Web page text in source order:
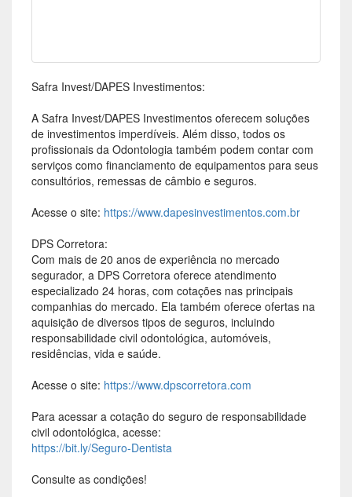
Safra Invest/DAPES Investimentos:
A Safra Invest/DAPES Investimentos oferecem soluções
de investimentos imperdíveis. Além disso, todos os
profissionais da Odontologia também podem contar com
serviços como financiamento de equipamentos para seus
consultórios, remessas de câmbio e seguros.
Acesse o site: https://www.dapesinvestimentos.com.br
DPS Corretora:
Com mais de 20 anos de experiência no mercado
segurador, a DPS Corretora oferece atendimento
especializado 24 horas, com cotações nas principais
companhias do mercado. Ela também oferece ofertas na
aquisição de diversos tipos de seguros, incluindo
responsabilidade civil odontológica, automóveis,
residências, vida e saúde.
Acesse o site: https://www.dpscorretora.com
Para acessar a cotação do seguro de responsabilidade
civil odontológica, acesse:
https://bit.ly/Seguro-Dentista
Consulte as condições!